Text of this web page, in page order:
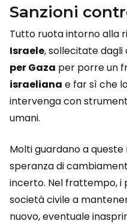
Sanzioni
Tutto ruota intorno alla
Israele, sollecitate
per Gaza per porre un
israeliana e far sì che
intervenga con
umani.
Molti guardano a
speranza di
incerto. Nel frattempo, i
società civile a
nuovo, eventuale